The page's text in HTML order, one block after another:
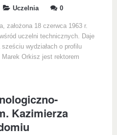
Uczelnia 0
założona 18 czerwca 1963 r.
uczelni technicznych. Daje
wydziałach o profilu
Orkisz jest rektorem
Kazimierza